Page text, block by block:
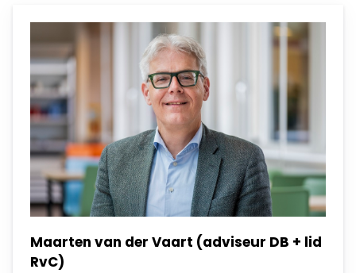
Maarten van der Vaart (adviseur DB + lid
RvC)